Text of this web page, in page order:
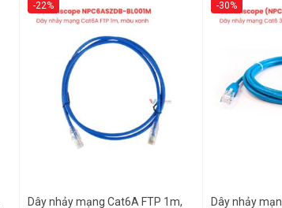
-22%
Dây nhảy mạng Cat6A FTP 1m,
-30%
Dây nhảy